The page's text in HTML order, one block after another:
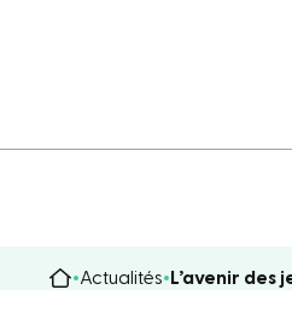
Actualités L’avenir des